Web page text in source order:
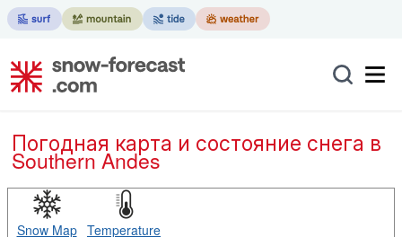
Погодная карта и состояние снега в
Southern Andes
Snow Map Temperature